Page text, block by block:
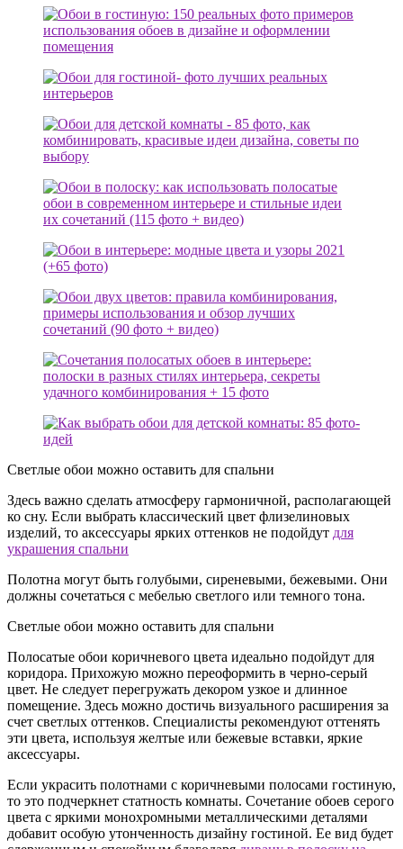
Светлые обои можно оставить для спальни
Здесь важно сделать атмосферу гармоничной, располагающей
ко сну. Если выбрать классический цвет флизелиновых
изделий, то аксессуары ярких оттенков не подойдут для
украшения спальни
Полотна могут быть голубыми, сиреневыми, бежевыми. Они
должны сочетаться с мебелью светлого или темного тона.
Светлые обои можно оставить для спальни
Полосатые обои коричневого цвета идеально подойдут для
коридора. Прихожую можно переоформить в черно-серый
цвет. Не следует перегружать декором узкое и длинное
помещение. Здесь можно достичь визуального расширения за
счет светлых оттенков. Специалисты рекомендуют оттенять
эти цвета, используя желтые или бежевые вставки, яркие
аксессуары.
Если украсить полотнами с коричневыми полосами гостиную,
то это подчеркнет статность комнаты. Сочетание обоев серого
цвета с яркими монохромными металлическими деталями
добавит особую утонченность дизайну гостиной. Ее вид будет